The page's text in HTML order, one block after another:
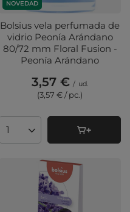
NOVEDAD
Bolsius vela perfumada de
vidrio Peonía Arándano
80/72 mm Floral Fusion -
Peonía Arándano
3,57 € / ud.
(3,57 € / pc.)
Cantidad de productos